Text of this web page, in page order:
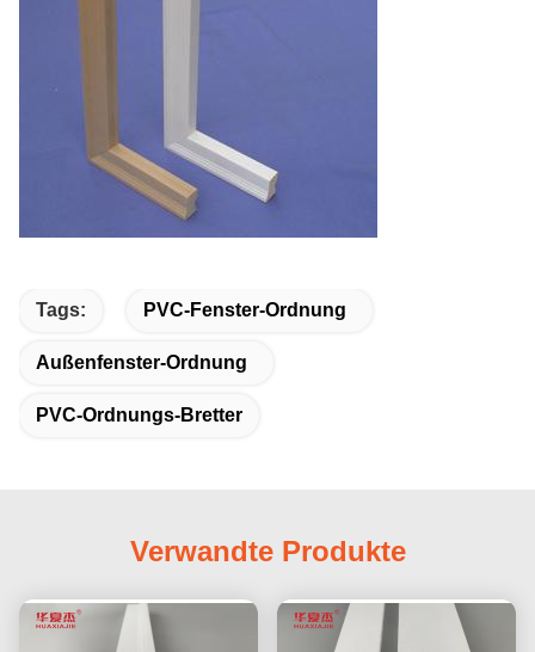
Tags: PVC-Fenster-Ordnung
Außenfenster-Ordnung
PVC-Ordnungs-Bretter
Verwandte Produkte